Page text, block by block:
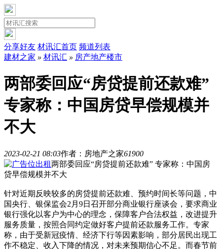
分享好友 材讯汇首页 频道列表
建材之家 » 材讯汇 » 房产地产楼市
两部委回应“房贷提前还款难”
专家称：中国房贷早偿规模并
不大
2023-02-21 08:03作者：房地产之家61900
两部委回应“房贷提前还款难” 专家称：中国房
贷早偿规模并不大
针对近期反映较多的房贷提前还款难、预约时间长等问题，中
国央行、银保监会2月9日召开部分商业银行座谈会，要求商业
银行强化以客户为中心的理念，保障客户合法权益，改进提升
服务质量，按照合同约定做好客户提前还款服务工作。专家
称，由于受新冠疫情、经济下行等因素影响，部分居民出现工
作不稳定、收入下降的情况，对未来预期信心不足。而春节前